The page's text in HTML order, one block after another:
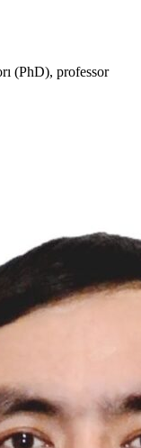
(PhD), professor